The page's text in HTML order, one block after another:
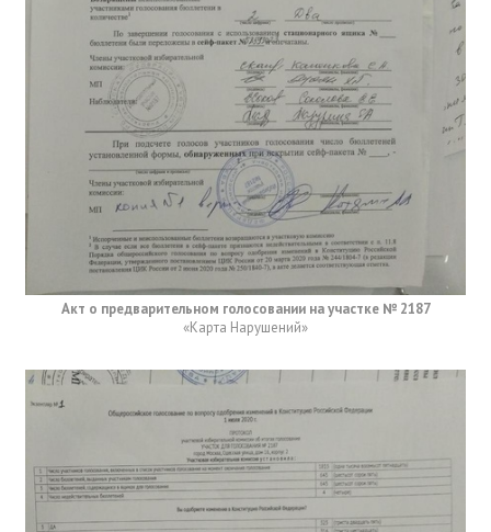
Акт о предварительном голосовании на участке № 2187
«Карта Нарушений»